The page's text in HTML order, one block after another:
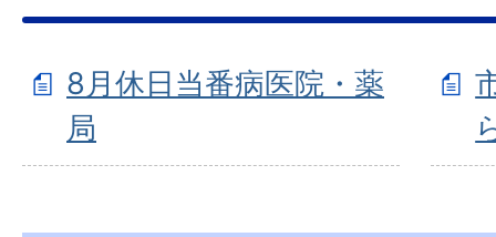
8月休日当番病医院・薬
局